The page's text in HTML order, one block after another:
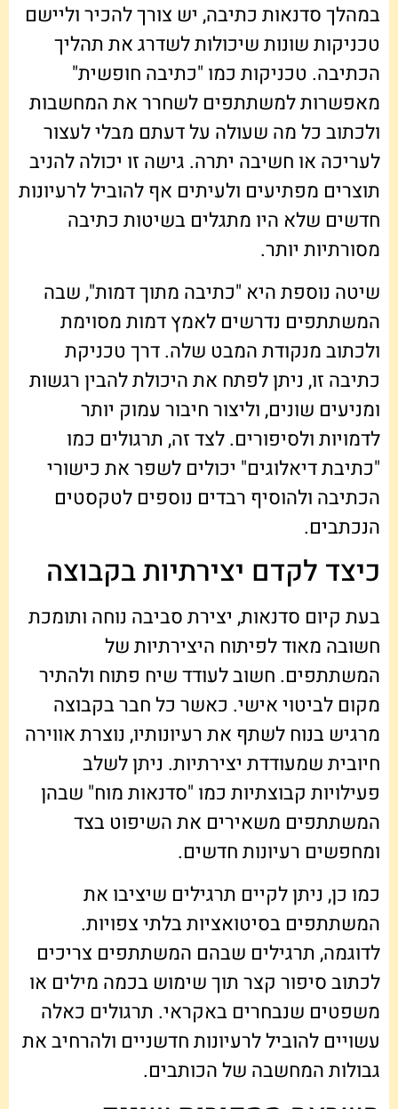
במהלך סדנאות כתיבה, יש צורך להכיר וליישם
טכניקות שונות שיכולות לשדרג את תהליך
הכתיבה. טכניקות כמו "כתיבה חופשית"
מאפשרות למשתתפים לשחרר את המחשבות
ולכתוב כל מה שעולה על דעתם מבלי לעצור
לעריכה או חשיבה יתרה. גישה זו יכולה להניב
תוצרים מפתיעים ולעיתים אף להוביל לרעיונות
חדשים שלא היו מתגלים בשיטות כתיבה
מסורתיות יותר.
שיטה נוספת היא "כתיבה מתוך דמות", שבה
המשתתפים נדרשים לאמץ דמות מסוימת
ולכתוב מנקודת המבט שלה. דרך טכניקת
כתיבה זו, ניתן לפתח את היכולת להבין רגשות
ומניעים שונים, וליצור חיבור עמוק יותר
לדמויות ולסיפורים. לצד זה, תרגולים כמו
"כתיבת דיאלוגים" יכולים לשפר את כישורי
הכתיבה ולהוסיף רבדים נוספים לטקסטים
הנכתבים.
כיצד לקדם יצירתיות בקבוצה
בעת קיום סדנאות, יצירת סביבה נוחה ותומכת
חשובה מאוד לפיתוח היצירתיות של
המשתתפים. חשוב לעודד שיח פתוח ולהתיר
מקום לביטוי אישי. כאשר כל חבר בקבוצה
מרגיש בנוח לשתף את רעיונותיו, נוצרת אווירה
חיובית שמעודדת יצירתיות. ניתן לשלב
פעילויות קבוצתיות כמו "סדנאות מוח" שבהן
המשתתפים משאירים את השיפוט בצד
ומחפשים רעיונות חדשים.
כמו כן, ניתן לקיים תרגילים שיציבו את
המשתתפים בסיטואציות בלתי צפויות.
לדוגמה, תרגילים שבהם המשתתפים צריכים
לכתוב סיפור קצר תוך שימוש בכמה מילים או
משפטים שנבחרים באקראי. תרגולים כאלה
עשויים להוביל לרעיונות חדשניים ולהרחיב את
גבולות המחשבה של הכותבים.